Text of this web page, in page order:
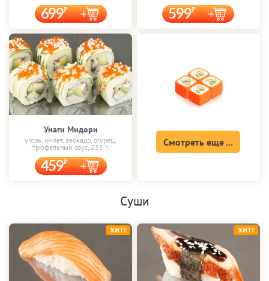
699 599
Унаги Мидори
угорь, омлет, авокадо, огурец,
трюфельный соус, 235 г.
459
Смотреть еще ...
Суши
ХИТ! ХИТ!